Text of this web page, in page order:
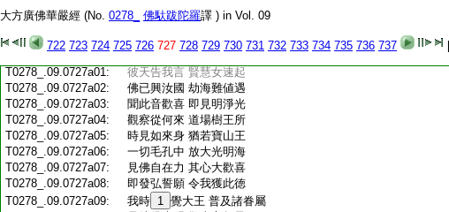
大方廣佛華嚴經 (No. 0278_ 佛馱跋陀羅譯 ) in Vol. 09
722 723 724 725 726 727 728 729 730 731 732 733 734 735 736 737
T0278_.09.0726c26:我夢見如是 如來自在力
T0278_.09.0726c27:聞説深妙法 其心大歡喜
T0278_.09.0726c28: 一萬夜天神 充滿虚空中
T0278_.09.0727a01:
彼天告我言 賢慧女速起
T0278_.09.0727a02:
佛已興汝國 劫海難値遇
T0278_.09.0727a03:
聞此音歡喜 即見明淨光
T0278_.09.0727a04:
觀察從何來 道場樹王所
T0278_.09.0727a05:
時見如來身 猶若寶山王
T0278_.09.0727a06:
一切毛孔中 放大光明海
T0278_.09.0727a07:
見佛自在力 其心大歡喜
T0278_.09.0727a08:
即發弘誓願 令我獲此徳
T0278_.09.0727a09:
我時 1 覺大王 普及諸眷屬